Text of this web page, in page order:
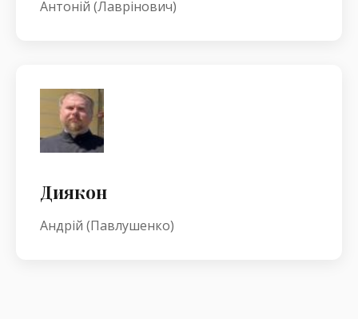
Антоній (Лаврінович)
Диякон
Андрій (Павлушенко)